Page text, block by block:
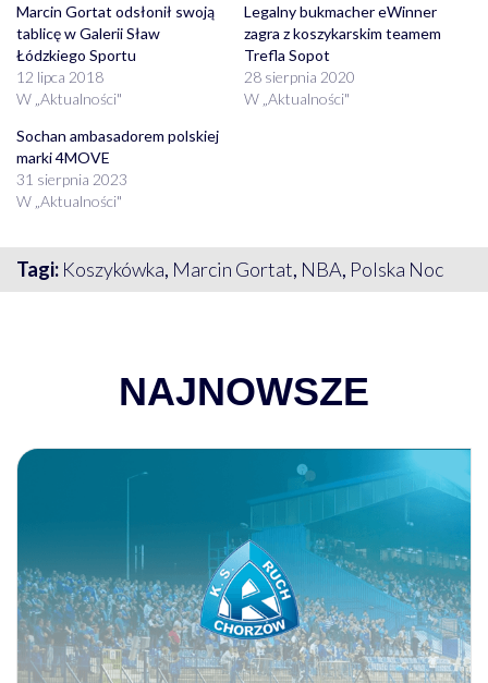
Marcin Gortat odsłonił swoją
tablicę w Galerii Sław
Łódzkiego Sportu
12 lipca 2018
W „Aktualności"
Legalny bukmacher eWinner
zagra z koszykarskim teamem
Trefla Sopot
28 sierpnia 2020
W „Aktualności"
Sochan ambasadorem polskiej
marki 4MOVE
31 sierpnia 2023
W „Aktualności"
Tagi: Koszykówka, Marcin Gortat, NBA, Polska Noc
NAJNOWSZE